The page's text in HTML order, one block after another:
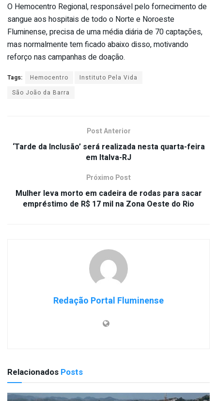
O Hemocentro Regional, responsável pelo fornecimento de
sangue aos hospitais de todo o Norte e Noroeste
Fluminense, precisa de uma média diária de 70 captações,
mas normalmente tem ficado abaixo disso, motivando
reforço nas campanhas de doação.
Tags: Hemocentro
Instituto Pela Vida
São João da Barra
Post Anterior
‘Tarde da Inclusão’ será realizada nesta quarta-feira
em Italva-RJ
Próximo Post
Mulher leva morto em cadeira de rodas para sacar
empréstimo de R$ 17 mil na Zona Oeste do Rio
Redação Portal Fluminense
Relacionados Posts